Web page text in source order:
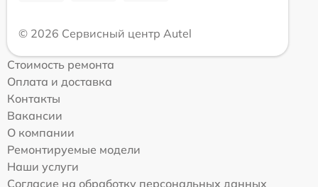
© 2026 Сервисный центр Autel
Стоимость ремонта
Оплата и доставка
Контакты
Вакансии
О компании
Ремонтируемые модели
Наши услуги
Согласие на обработку персональных данных